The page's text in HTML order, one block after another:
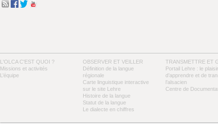
L'OLCA C'EST QUOI ?
Missions et activités
L’équipe
OBSERVER ET VEILLER
Définition de la langue
régionale
Carte linguistique interactive
sur le site Lehre
Histoire de la langue
Statut de la langue
Le dialecte en chiffres
TRANSMETTRE ET
Portail Lehre : le plaisir
d’apprendre et de
l’alsacien
Centre de